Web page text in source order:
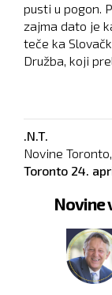
pusti u pogon.
zajma dato je
teče ka
Družba, koji
.N.T.
Novine
Toronto 24.
Novine